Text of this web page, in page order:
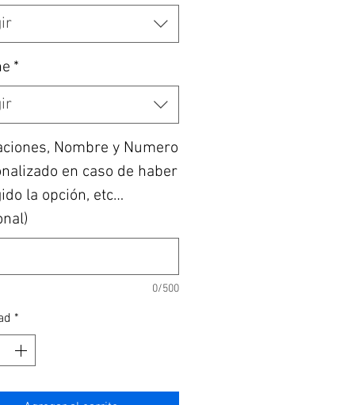
*
Nombre y Numero
en caso de haber
la opción, etc…
0/500
*